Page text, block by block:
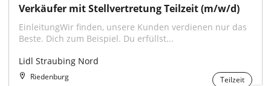
Verkäufer mit Stellvertretung Teilzeit (m/w/d)
EinleitungWir finden, unsere Kunden verdienen nur das
Beste. Dich zum Beispiel. Du erfüllst...
Lidl Straubing Nord
Riedenburg Teilzeit